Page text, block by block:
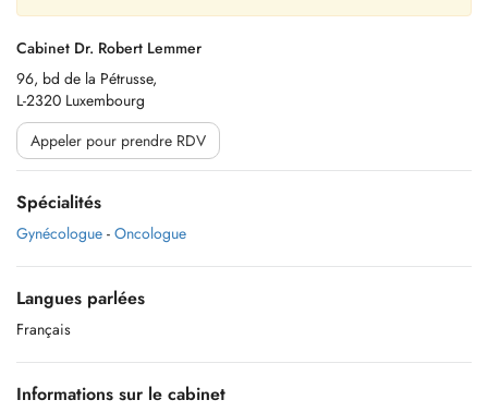
Cabinet Dr. Robert Lemmer
96, bd de la Pétrusse,
L-2320 Luxembourg
Appeler pour prendre RDV
Spécialités
Gynécologue - Oncologue
Langues parlées
Français
Informations sur le cabinet